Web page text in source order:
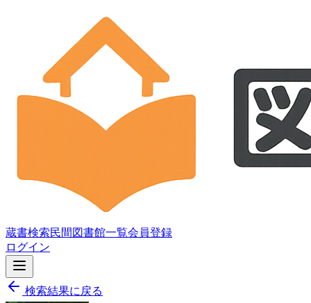
蔵書検索民間図書館一覧会員登録
ログイン
検索結果に戻る